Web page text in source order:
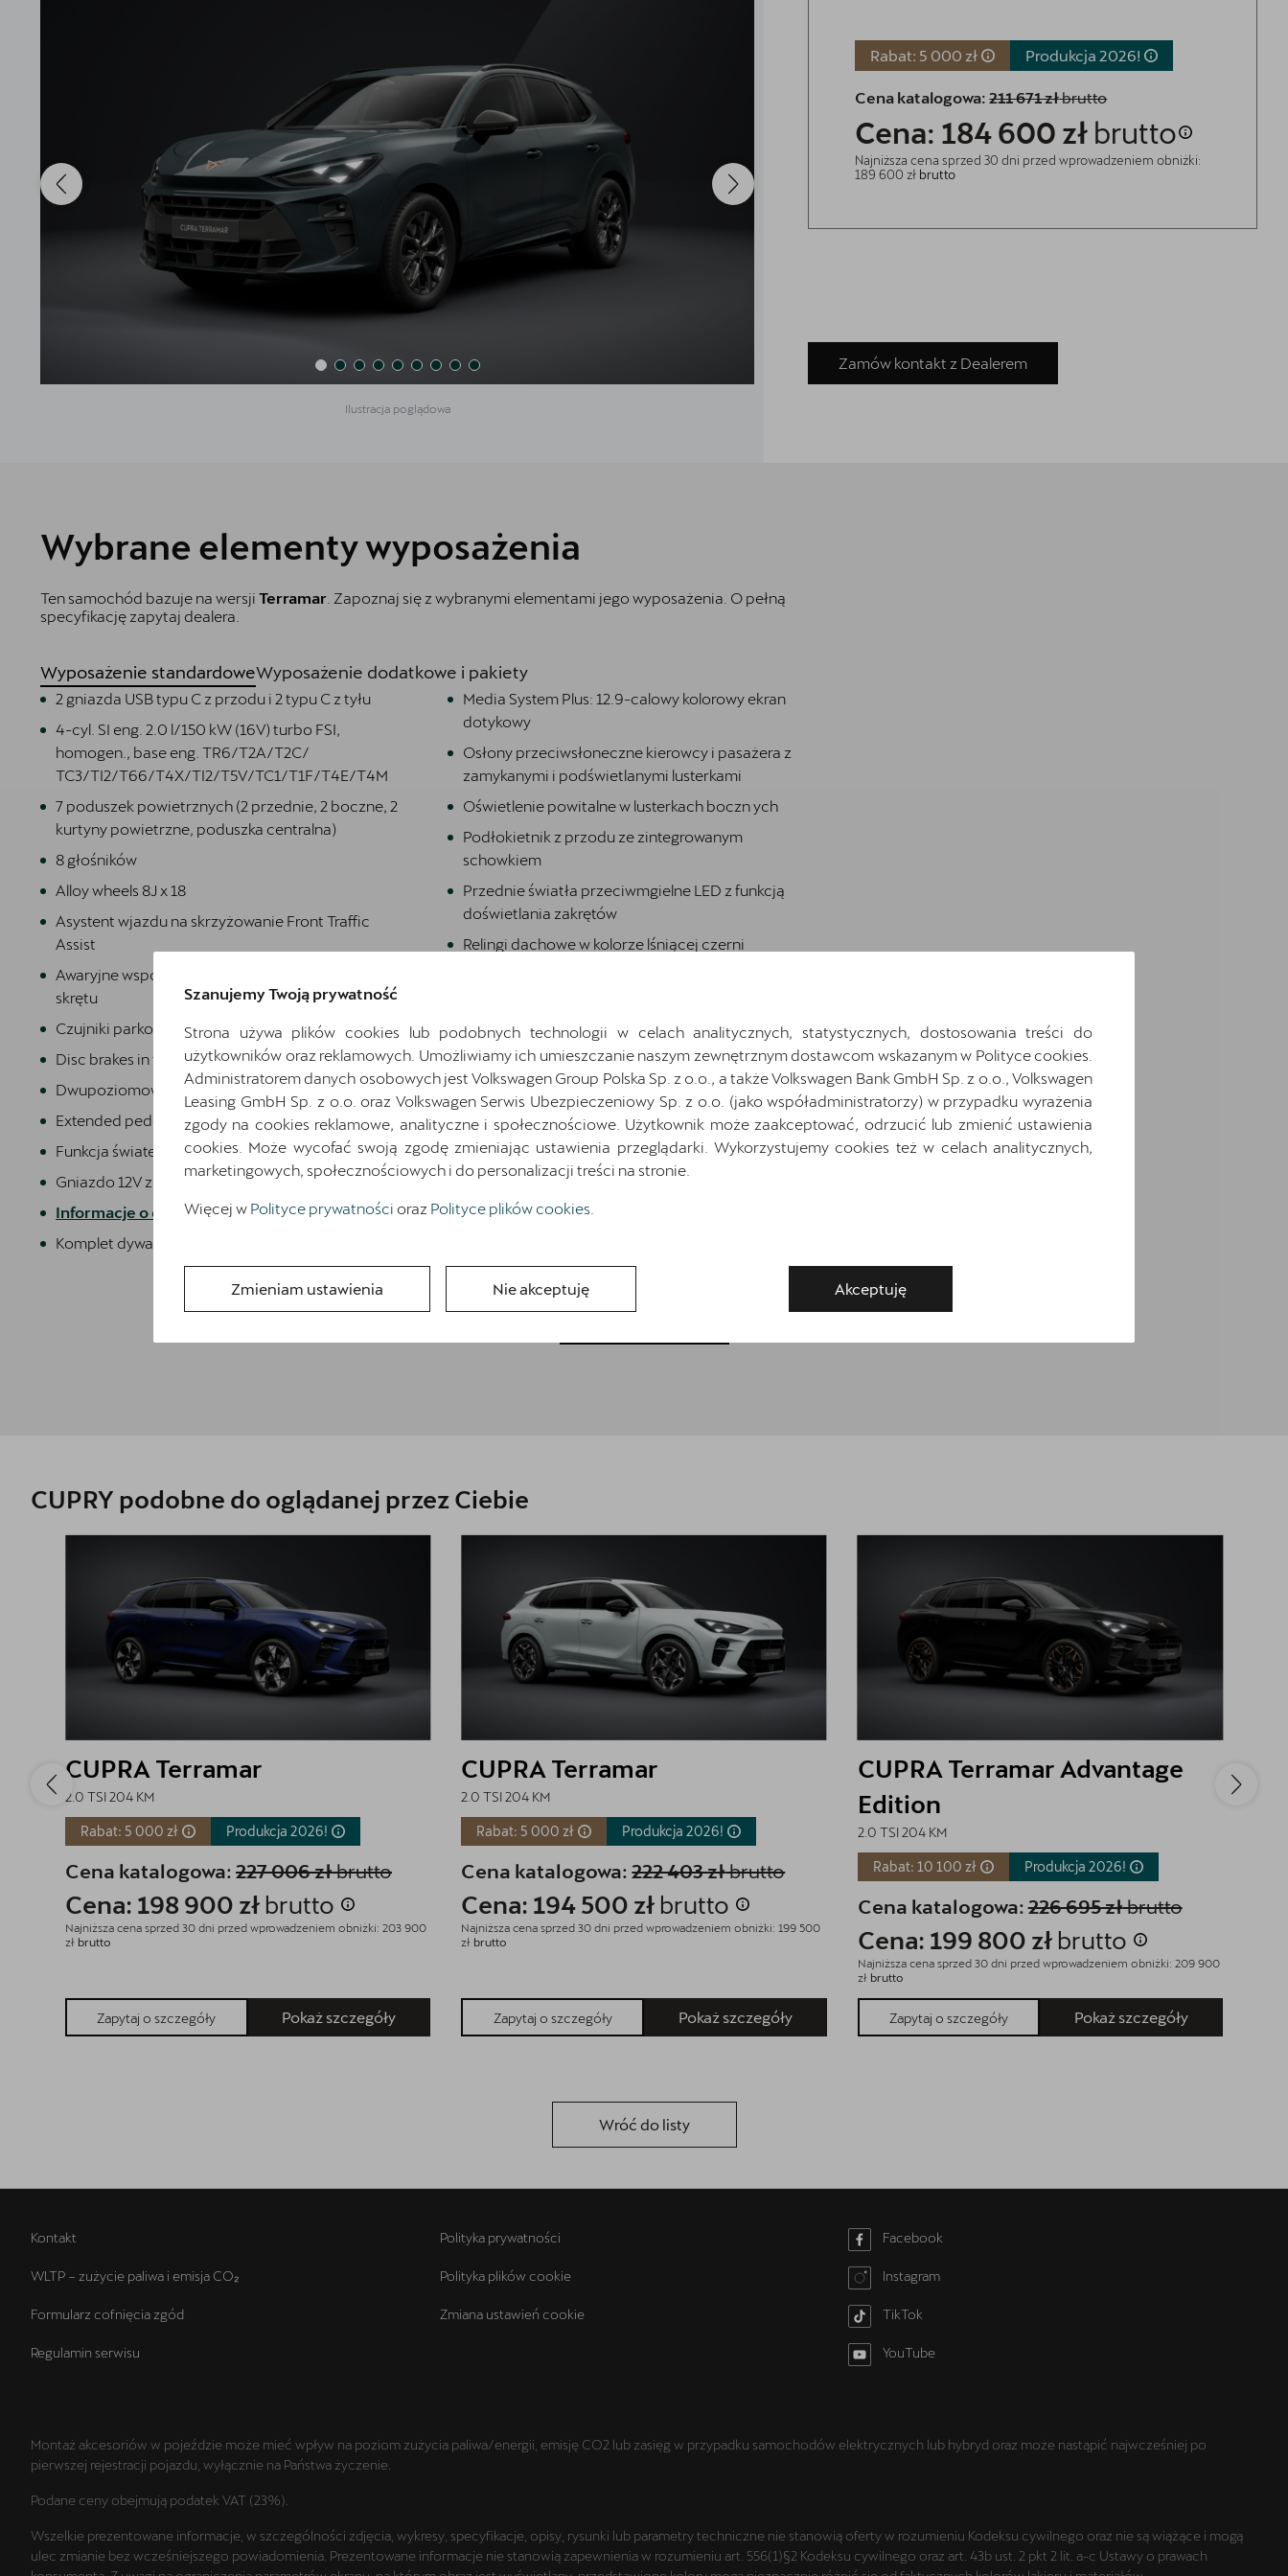
Oryginalne części zamienne
Kontakt
Ilustracja poglądowa
Rabat: 5 000 zł Produkcja 2026!
Cena katalogowa: 211 671 złbrutto
Cena: 184 600 zł brutto
Najniższa cena sprzed 30 dni przed wprowadzeniem obniżki:
189 600 zł brutto
Zamów kontakt z Dealerem
Wybrane elementy wyposażenia
Ten samochód bazuje na wersji Terramar . Zapoznaj się z wybranymi elementami jego wyposażenia. O pełną
specyfikację zapytaj dealera.
Wyposażenie standardoweWyposażenie dodatkowe i pakiety
2 gniazda USB typu C z przodu i 2 typu C z tyłu
4-cyl. SI eng. 2.0 l/150 kW (16V) turbo FSI,
homogen., base eng. TR6/T2A/T2C/
TC3/TI2/T66/T4X/TI2/T5V/TC1/T1F/T4E/T4M
7 poduszek powietrznych (2 przednie, 2 boczne, 2
kurtyny powietrzne, poduszka centralna)
8 głośników
Alloy wheels 8J x 18
Asystent wjazdu na skrzyżowanie Front Traffic
Assist
Awaryjne wspomaganie kierowaniem i asystent
skrętu
Czujniki parkowania z przodu i z tyłu
Disc brakes in front
Dwupoziomowa podłoga bagażnika
Extended pedestrian protection
Funkcja świateł autostradowych
Gniazdo 12V z przodu i 230V w bagażniku
Informacje o oponach
Komplet dywaników
Media System Plus: 12.9-calowy kolorowy ekran
dotykowy
Osłony przeciwsłoneczne kierowcy i pasażera z
zamykanymi i podświetlanymi lusterkami
Oświetlenie powitalne w lusterkach boczn ych
Podłokietnik z przodu ze zintegrowanym
schowkiem
Przednie światła przeciwmgielne LED z funkcją
doświetlania zakrętów
Relingi dachowe w kolorze lśniącej czerni
Special action A (version 2)
System rozpoznawania zmęczenia
Tapicerka DYNAMICA MOON LIGHT, czarna
Zaczepy i-Size na zewnętrznych miejscach tylnej
kanapy oraz zaczep Top Tether na fotelu pasażera
Światła do jazdy dziennej LED z automat. funkcją
funkcją opóźnionego wyłączania świateł Coming
and Leaving Home
CUPRY podobne do oglądanej przez Ciebie
CUPRA Terramar
2.0 TSI 204 KM
Rabat: 5 000 zł Produkcja 2026!
Cena katalogowa: 227 006 złbrutto
Cena: 198 900 zł brutto
Najniższa cena sprzed 30 dni przed wprowadzeniem obniżki: 203 900
zł brutto
Zapytaj o szczegóły Pokaż szczegóły
CUPRA Terramar
2.0 TSI 204 KM
Rabat: 5 000 zł Produkcja 2026!
Cena katalogowa: 222 403 złbrutto
Cena: 194 500 zł brutto
Najniższa cena sprzed 30 dni przed wprowadzeniem obniżki: 199 500
zł brutto
Zapytaj o szczegóły Pokaż szczegóły
CUPRA Terramar Advantage
Edition
2.0 TSI 204 KM
Rabat: 10 100 zł Produkcja 2026!
Cena katalogowa:226 695 złbrutto
Cena: 199 800 złbrutto
Najniższa cena sprzed 30 dni przed wprowadzeniem obniżki: 209 900
złbrutto
Zapytaj o szczegóły Pokaż szczegóły
Wróć do listy
Kontakt
WLTP – zużycie paliwa i emisja CO₂
Formularz cofnięcia zgód
Regulamin serwisu
Polityka prywatności
Polityka plików cookie
Zmiana ustawień cookie
Facebook
Instagram
TikTok
YouTube
Montaż akcesoriów w pojeździe może mieć wpływ na poziom zużycia paliwa/energii, emisję CO2 lub zasięg w przypadku samochodów elektrycznych lub hybryd oraz może nastąpić najwcześniej po
pierwszej rejestracji pojazdu, wyłącznie na Państwa życzenie.
Podane ceny obejmują podatek VAT (23%).
Wszelkie prezentowane informacje, w szczególności zdjęcia, wykresy, specyfikacje, opisy, rysunki lub parametry techniczne nie stanowią oferty w rozumieniu Kodeksu cywilnego oraz nie są wiążące i mogą
ulec zmianie bez wcześniejszego powiadomienia. Prezentowane informacje nie stanowią zapewnienia w rozumieniu art. 556(1)§2 Kodeksu cywilnego oraz art. 43b ust. 2 pkt 2 lit. a-c Ustawy o prawach
Szanujemy Twoją prywatność
Strona używa plików cookies lub podobnych technologii w celach analitycznych, statystycznych, dostosowania treści do
użytkowników oraz reklamowych. Umożliwiamy ich umieszczanie naszym zewnętrznym dostawcom wskazanym w Polityce cookies.
Administratorem danych osobowych jest Volkswagen Group Polska Sp. z o.o., a także Volkswagen Bank GmbH Sp. z o.o., Volkswagen
Leasing GmbH Sp. z o.o. oraz Volkswagen Serwis Ubezpieczeniowy Sp. z o.o. (jako współadministratorzy) w przypadku wyrażenia
zgody na cookies reklamowe, analityczne i społecznościowe. Użytkownik może zaakceptować, odrzucić lub zmienić ustawienia
cookies. Może wycofać swoją zgodę zmieniając ustawienia przeglądarki. Wykorzystujemy cookies też w celach analitycznych,
marketingowych, społecznościowych i do personalizacji treści na stronie.
Więcej w Polityce prywatności oraz Polityce plików cookies
Zmieniam ustawienia Nie akceptuję Akceptuję